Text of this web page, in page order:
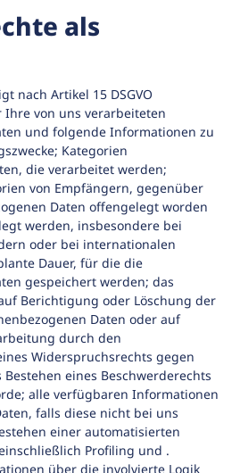
als
nach Artikel 15 DSGVO
von uns verarbeiteten
und folgende Informationen zu
Kategorien
die verarbeitet werden;
von Empfängern, gegenüber
Daten offengelegt worden
werden, insbesondere bei
oder bei internationalen
Dauer, für die die
gespeichert werden; das
Berichtigung oder Löschung der
Daten oder auf
durch den
Widerspruchsrechts gegen
eines Beschwerderechts
alle verfügbaren Informationen
falls diese nicht bei uns
einer automatisierten
Profiling und .
über die involvierte Logik